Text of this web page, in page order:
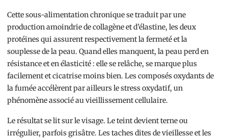
Cette sous-alimentation chronique se traduit par une
production amoindrie de collagène et d’élastine, les deux
protéines qui assurent respectivement la fermeté et la
souplesse de la peau. Quand elles manquent, la peau perd en
résistance et en élasticité : elle se relâche, se marque plus
facilement et cicatrise moins bien. Les composés oxydants de
la fumée accélèrent par ailleurs le stress oxydatif, un
phénomène associé au vieillissement cellulaire.
Le résultat se lit sur le visage. Le teint devient terne ou
irrégulier, parfois grisâtre. Les taches dites de vieillesse et les